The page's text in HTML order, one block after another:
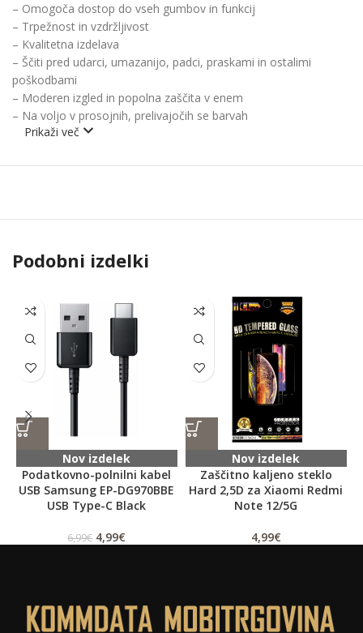
– Omogoča dostop do vseh gumbov in funkcij
– Trpežnost in vzdržljivost
– Kvalitetna izdelava
– Ščiti pred udarci, umazanijo, padci, praskami in ostalimi
poškodbami
– Moderen izgled in popolna zaščita v enem
– Na voljo v prosojnih, prelivajočih se barvah
Prikaži več
Podobni izdelki
Nov izdelek
Podatkovno-polnilni kabel
USB Samsung EP-DG970BBE
USB Type-C Black
6,99€ 4,99€
Nov izdelek
Zaščitno kaljeno steklo
Hard 2,5D za Xiaomi Redmi
Note 12/5G
4,99€